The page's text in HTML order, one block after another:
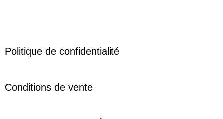
Politique de confidentialité
Conditions de vente